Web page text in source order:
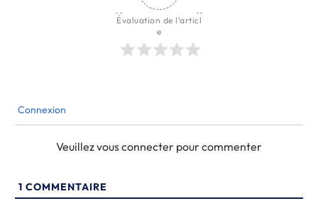
Évaluation de l'articl
e
Connexion
Veuillez vous connecter pour commenter
1 COMMENTAIRE